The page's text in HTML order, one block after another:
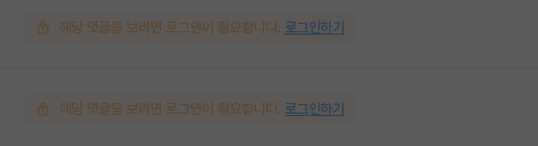
해당 댓글을 보려면 로그인이 필요합니다. 로그인하기
해당 댓글을 보려면 로그인이 필요합니다. 로그인하기